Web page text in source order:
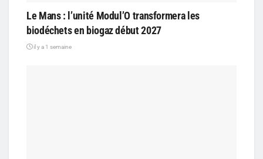
Le Mans : l’unité Modul’O transformera les
biodéchets en biogaz début 2027
il y a 1 semaine